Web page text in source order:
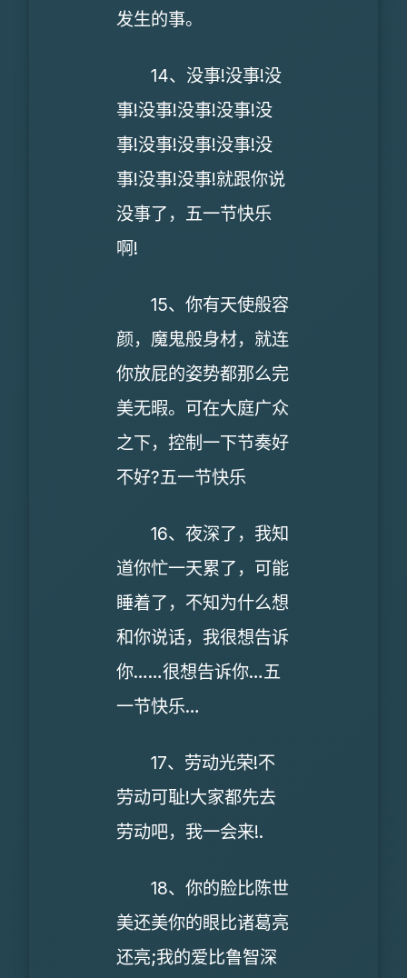
发生的事。
14、没事!没事!没
事!没事!没事!没事!没
事!没事!没事!没事!没
事!没事!没事!就跟你说
没事了，五一节快乐
啊!
15、你有天使般容
颜，魔鬼般身材，就连
你放屁的姿势都那么完
美无暇。可在大庭广众
之下，控制一下节奏好
不好?五一节快乐
16、夜深了，我知
道你忙一天累了，可能
睡着了，不知为什么想
和你说话，我很想告诉
你……很想告诉你…五
一节快乐…
17、劳动光荣!不
劳动可耻!大家都先去
劳动吧，我一会来!.
18、你的脸比陈世
美还美你的眼比诸葛亮
还亮;我的爱比鲁智深